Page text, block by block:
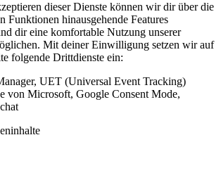
dieser Dienste können wir dir über die
Funktionen hinausgehende Features
dir eine komfortable Nutzung unserer
Mit deiner Einwilligung setzen wir auf
folgende Drittdienste ein:
UET (Universal Event Tracking)
von Microsoft, Google Consent Mode,